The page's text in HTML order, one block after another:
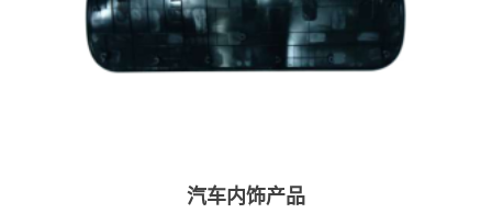
汽车内饰产品